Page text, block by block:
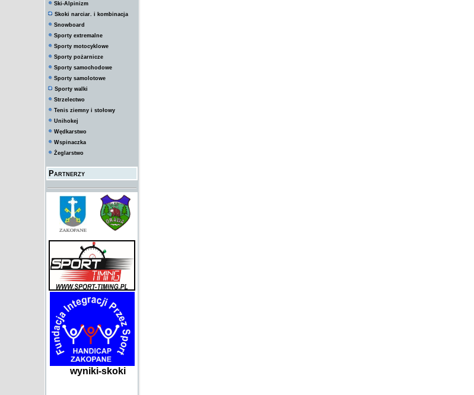
Ski-Alpinizm
Skoki narciar. i kombinacja
Snowboard
Sporty extremalne
Sporty motocyklowe
Sporty pożarnicze
Sporty samochodowe
Sporty samolotowe
Sporty walki
Strzelectwo
Tenis ziemny i stołowy
Unihokej
Wędkarstwo
Wspinaczka
Żeglarstwo
Partnerzy
wyniki-skoki